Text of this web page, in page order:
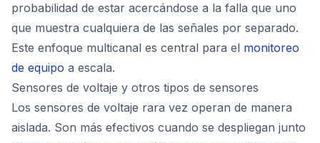
probabilidad de estar acercándose a la falla que uno
que muestra cualquiera de las señales por separado.
Este enfoque multicanal es central para el monitoreo
de equipo a escala.
Sensores de voltaje y otros tipos de sensores
Los sensores de voltaje rara vez operan de manera
aislada. Son más efectivos cuando se despliegan junto